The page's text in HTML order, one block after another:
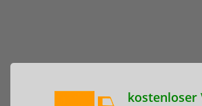
kostenloser